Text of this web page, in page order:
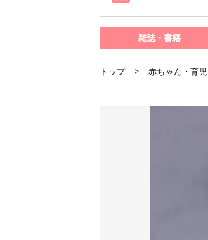
雑誌・書籍
トップ 赤ちゃん・育児